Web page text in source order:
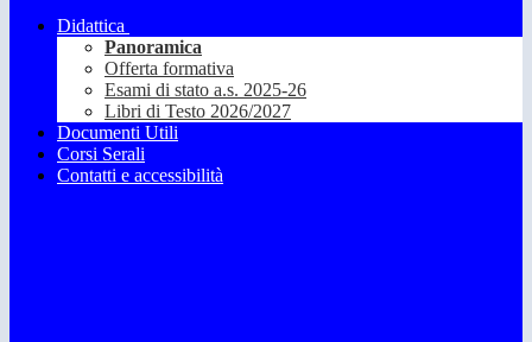
Didattica
Panoramica
Offerta formativa
Esami di stato a.s. 2025-26
Libri di Testo 2026/2027
Documenti Utili
Corsi Serali
Contatti e accessibilità